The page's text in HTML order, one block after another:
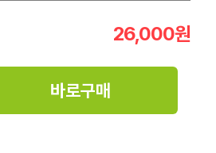
26,000원
바로구매